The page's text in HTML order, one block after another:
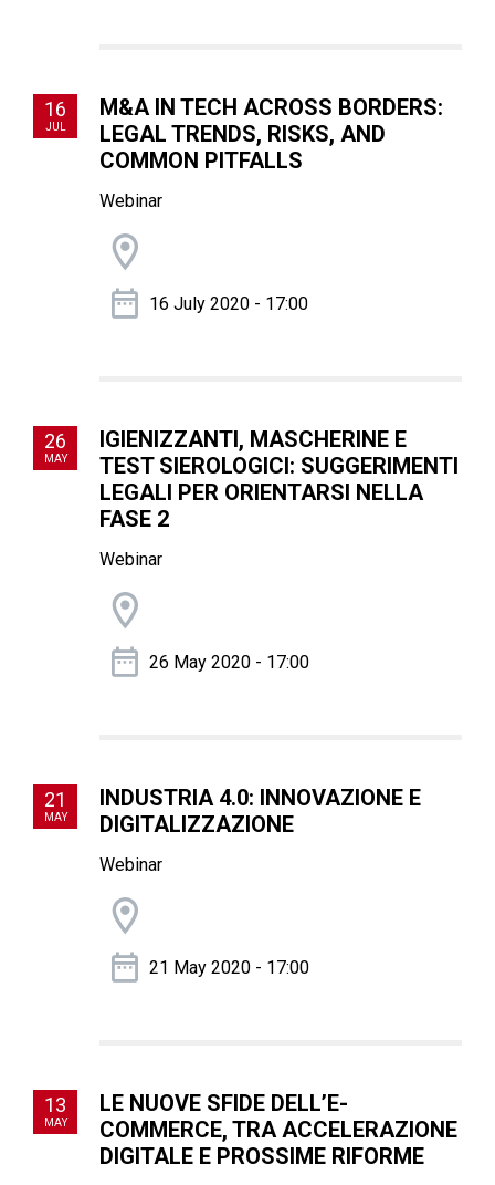
16
JUL
M&A IN TECH ACROSS BORDERS:
LEGAL TRENDS, RISKS, AND
COMMON PITFALLS
Webinar
16 July 2020 - 17:00
26
MAY
IGIENIZZANTI, MASCHERINE E
TEST SIEROLOGICI: SUGGERIMENTI
LEGALI PER ORIENTARSI NELLA
FASE 2
Webinar
26 May 2020 - 17:00
21
MAY
INDUSTRIA 4.0: INNOVAZIONE E
DIGITALIZZAZIONE
Webinar
21 May 2020 - 17:00
13
MAY
LE NUOVE SFIDE DELL’E-
COMMERCE, TRA ACCELERAZIONE
DIGITALE E PROSSIME RIFORME